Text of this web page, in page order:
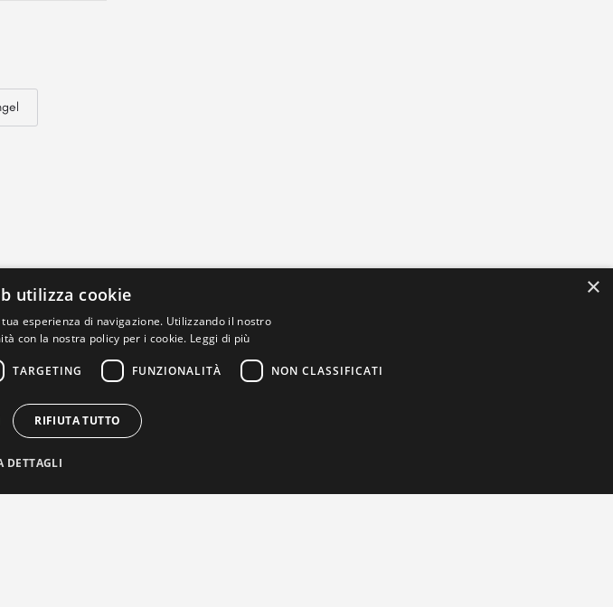
×
utilizza cookie
esperienza di navigazione. Utilizzando il nostro
con la nostra policy per i cookie. Leggi di più
TARGETING FUNZIONALITÀ NON CLASSIFICATI
RIFIUTA TUTTO
DETTAGLI